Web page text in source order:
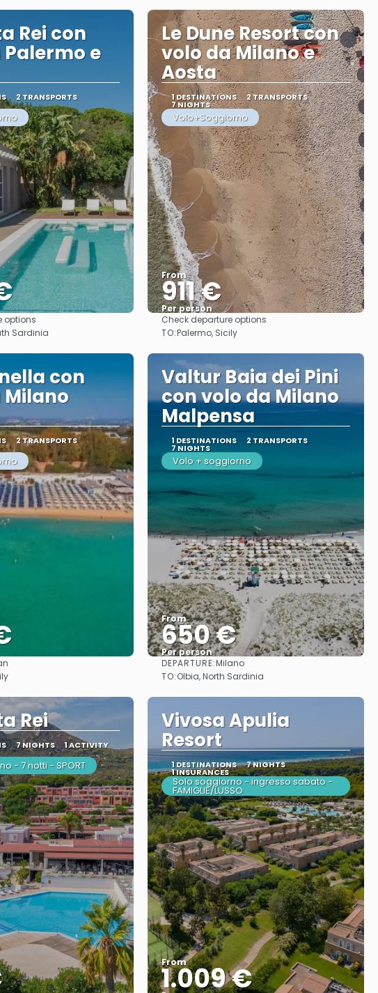
Rei con
e
2 TRANSPORTS
See
options
Sardinia
Le Dune Resort con
volo da Milano e
Aosta
1 DESTINATIONS 2 TRANSPORTS
7 NIGHTS
Volo+Soggiorno
From
911 €
Per person
See
Check departure options
TO:Palermo, Sicily
con
Milano
2 TRANSPORTS
Valtur Baia dei Pini
con volo da Milano
Malpensa
1 DESTINATIONS 2 TRANSPORTS
7 NIGHTS
Volo + soggiorno
From
650 €
Per person
See
DEPARTURE:Milano
TO:Olbia, North Sardinia
Rei
7 NIGHTS 1 ACTIVITY
- 7 notti - SPORT
Vivosa Apulia
Resort
1 DESTINATIONS 7 NIGHTS
1 INSURANCES
Solo soggiorno - ingresso sabato -
FAMIGLIE/LUSSO
From
1.009 €